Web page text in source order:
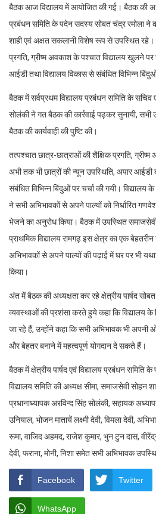
बैठक आज विद्यालय में आयोजित की गई। बैठक की
प्रबंधन समिति के पदेन सदस्य सोबत चंद्र रमोला ने
शाही एवं अक्षत सकलानी विशेष रूप से उपस्थित
प्रगति, ग्रीष्म अवकाश के पश्चात विद्यालय खुलने पर
आईडी तथा विद्यालय विकास से संबंधित विभिन्न
बैठक में सर्वप्रथम विद्यालय प्रबंधन समिति के सचिव
सोलंकी ने गत बैठक की कार्रवाई पढ़कर सुनायी,
बैठक की कार्यवाही की पुष्टि की।
तत्पश्चात छात्र-छात्राओं की शैक्षिक प्रगति,
अभी तक भी छात्रों की न्यून उपस्थिति, अपार आईडी
संबंधित विभिन्न बिंदुओं पर चर्चा की गयी। विद्यालय
ने सभी अभिभावकों से अपने पाल्यों को निर्धारित
भेजने का अनुरोध किया। बैठक में उपस्थित
प्राथमिक विद्यालय रामगढ़ इस क्षेत्र का एक बेहतरीन
अभिभावकों से अपने पाल्यों की पढ़ाई में घर पर भी
किया।
अंत में बैठक की अध्यक्षता कर रहे क्षेत्रीय पार्षद
व्यवस्थाओं की प्रशंसा करते हुये कहा कि विद्यालय के
जा रहे हैं, उन्होंने कहा कि सभी अभिभावक भी
और बेहतर बनाने में महत्वपूर्ण योगदान दे सकते हैं।
बैठक में क्षेत्रीय पार्षद एवं विद्यालय प्रबंधन समिति
विद्यालय समिति की अध्यक्ष सीमा, समाजसेवी सोहन
प्रधानाध्यापक अरविन्द सिंह सोलंकी, सहायक
उनियाल, भोजन मातायें लक्ष्मी देवी, विमला देवी,
रूमा, वाजिद अहमद, राजेश कुमार, भुन टुन दास,
देवी, फराना, मोनी, निशा समेत सभी अभिभावक
Facebook Twitter
WhatsApp